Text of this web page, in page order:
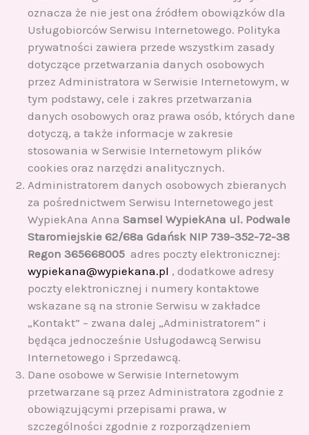
oznacza że nie jest ona źródłem obowiązków dla
Usługobiorców Serwisu Internetowego. Polityka
prywatności zawiera przede wszystkim zasady
dotyczące przetwarzania danych osobowych
przez Administratora w Serwisie Internetowym, w
tym podstawy, cele i zakres przetwarzania
danych osobowych oraz prawa osób, których dane
dotyczą, a także informacje w zakresie
stosowania w Serwisie Internetowym plików
cookies oraz narzędzi analitycznych.
Administratorem danych osobowych zbieranych
za pośrednictwem Serwisu Internetowego jest
WypiekAna Anna Samsel WypiekAna ul. Podwale
Staromiejskie 62/68a Gdańsk NIP 739-352-72-38
Regon 365668005 adres poczty elektronicznej:
wypiekana@wypiekana.pl , dodatkowe adresy
poczty elektronicznej i numery kontaktowe
wskazane są na stronie Serwisu w zakładce
„Kontakt” – zwana dalej „Administratorem” i
będąca jednocześnie Usługodawcą Serwisu
Internetowego i Sprzedawcą.
Dane osobowe w Serwisie Internetowym
przetwarzane są przez Administratora zgodnie z
obowiązującymi przepisami prawa, w
szczególności zgodnie z rozporządzeniem